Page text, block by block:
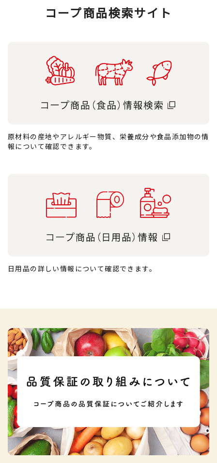
コープ商品検索サイト
原材料の産地やアレルギー物質、栄養成分や食品添加物の情
報について確認できます。
日用品の詳しい情報について確認できます。